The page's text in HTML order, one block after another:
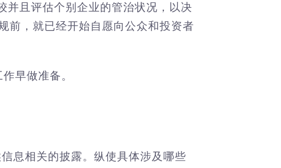
且评估个别企业的管治状况，以决
前，就已经开始自愿向公众和投资者
早做准备。
息相关的披露。纵使具体涉及哪些